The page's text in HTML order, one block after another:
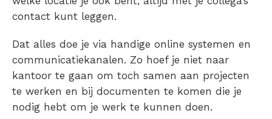
contact kunt leggen.
Dat alles doe je via handige online systemen en
communicatiekanalen. Zo hoef je niet naar
kantoor te gaan om toch samen aan projecten
te werken en bij documenten te komen die je
nodig hebt om je werk te kunnen doen.